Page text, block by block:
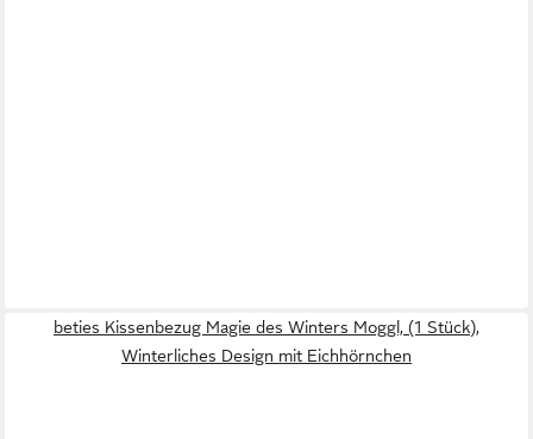
beties Kissenbezug Magie des Winters Moggl, (1 Stück),
Winterliches Design mit Eichhörnchen